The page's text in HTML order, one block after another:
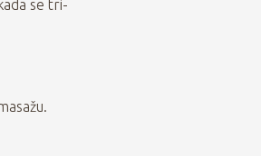
se tri-